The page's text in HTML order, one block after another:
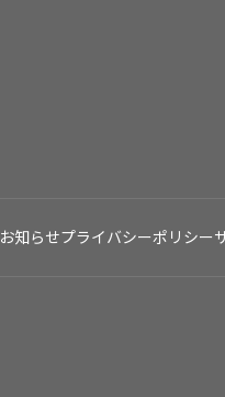
お知らせプライバシーポリシー